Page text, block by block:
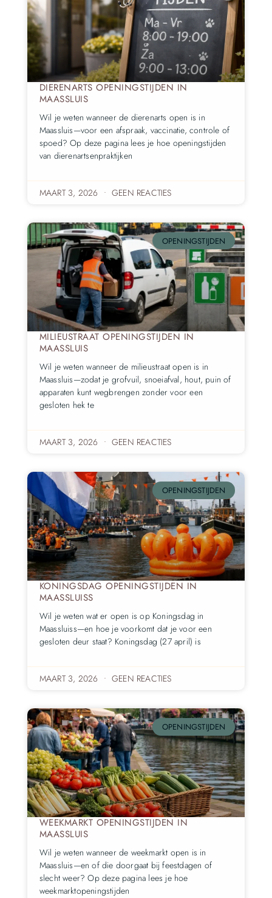
DIERENARTS OPENINGSTIJDEN IN
MAASSLUIS
Wil je weten wanneer de dierenarts open is in
Maassluis—voor een afspraak, vaccinatie, controle of
spoed? Op deze pagina lees je hoe openingstijden
van dierenartsenpraktijken
MAART 3, 2026 GEEN REACTIES
OPENINGSTIJDEN
MILIEUSTRAAT OPENINGSTIJDEN IN
MAASSLUIS
Wil je weten wanneer de milieustraat open is in
Maassluis—zodat je grofvuil, snoeiafval, hout, puin of
apparaten kunt wegbrengen zonder voor een
gesloten hek te
MAART 3, 2026 GEEN REACTIES
OPENINGSTIJDEN
KONINGSDAG OPENINGSTIJDEN IN
MAASSLUISS
Wil je weten wat er open is op Koningsdag in
Maassluiss—en hoe je voorkomt dat je voor een
gesloten deur staat? Koningsdag (27 april) is
MAART 3, 2026 GEEN REACTIES
OPENINGSTIJDEN
WEEKMARKT OPENINGSTIJDEN IN
MAASSLUIS
Wil je weten wanneer de weekmarkt open is in
Maassluis—en of die doorgaat bij feestdagen of
slecht weer? Op deze pagina lees je hoe
weekmarktopeningstijden